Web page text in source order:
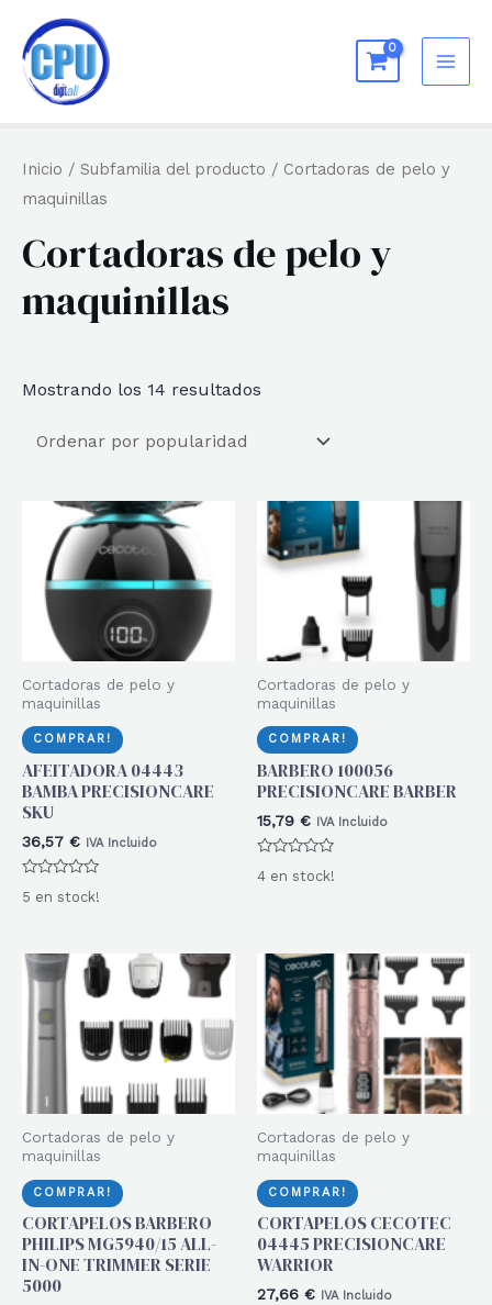
contenido
Inicio / Subfamilia del producto / Cortadoras de pelo y
maquinillas
Cortadoras de pelo y
maquinillas
Mostrando los 14 resultados
Cortadoras de pelo y
maquinillas
COMPRAR!
AFEITADORA 04443
BAMBA PRECISIONCARE
SKU
36,57 € IVA Incluido
con
5 en stock!
Cortadoras de pelo y
maquinillas
COMPRAR!
BARBERO 100056
PRECISIONCARE BARBER
15,79 € IVA Incluido
con
4 en stock!
Cortadoras de pelo y
maquinillas
COMPRAR!
CORTAPELOS BARBERO
PHILIPS MG5940/15 ALL-
IN-ONE TRIMMER SERIE
5000
Cortadoras de pelo y
maquinillas
COMPRAR!
CORTAPELOS CECOTEC
04445 PRECISIONCARE
WARRIOR
27,66 € IVA Incluido